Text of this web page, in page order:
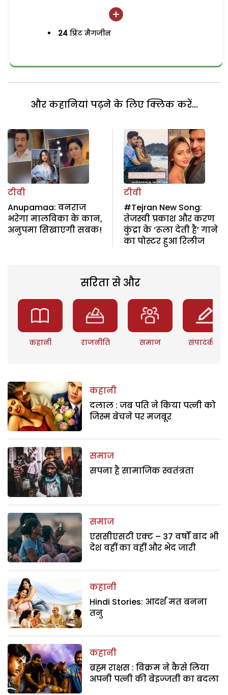
24 प्रिंट मैगजीन
और कहानियां पढ़ने के लिए क्लिक करें...
टीवी
Anupamaa: वनराज
भरेगा मालविका के कान,
अनुपमा सिखाएगी सबक!
टीवी
#Tejran New Song:
तेजस्वी प्रकाश और करण
कुंद्रा के ‘रूला देती है’ गाने
का पोस्टर हुआ रिलीज
सरिता से और
कहानी राजनीति समाज संपादकीय
कहानी
दलाल : जब पति ने किया पत्नी को
जिस्म बेचने पर मजबूर
समाज
सपना है सामाजिक स्वतंत्रता
समाज
एससीएसटी एक्ट – 37 वर्षों बाद भी
देश वहीं का वहीं और भेद जारी
कहानी
Hindi Stories: आदर्श मत बनना
तनु
कहानी
ब्रह्म राक्षस : विक्रम ने कैसे लिया
अपनी पत्नी की बेइज्जती का बदला